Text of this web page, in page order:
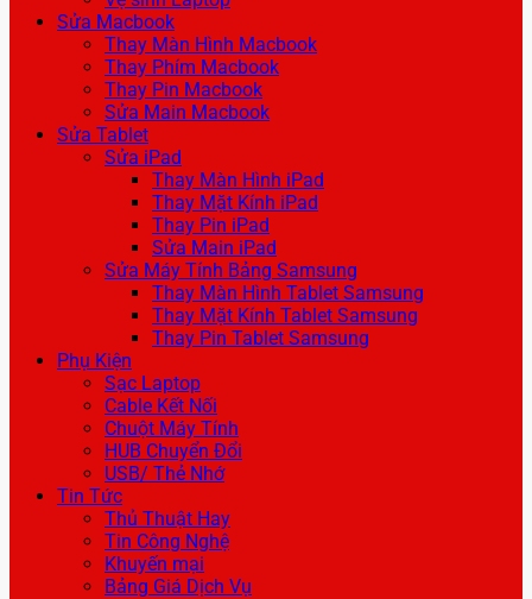
Sửa Macbook
Thay Màn Hình Macbook
Thay Phím Macbook
Thay Pin Macbook
Sửa Main Macbook
Sửa Tablet
Sửa iPad
Thay Màn Hình iPad
Thay Mặt Kính iPad
Thay Pin iPad
Sửa Main iPad
Sửa Máy Tính Bảng Samsung
Thay Màn Hình Tablet Samsung
Thay Mặt Kính Tablet Samsung
Thay Pin Tablet Samsung
Phụ Kiện
Sạc Laptop
Cable Kết Nối
Chuột Máy Tính
HUB Chuyển Đổi
USB/ Thẻ Nhớ
Tin Tức
Thủ Thuật Hay
Tin Công Nghệ
Khuyến mại
Bảng Giá Dịch Vụ